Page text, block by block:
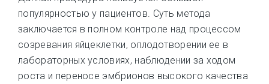
популярностью у пациентов. Суть метода
заключается в полном контроле над процессом
созревания яйцеклетки, оплодотворении ее в
лабораторных условиях, наблюдении за ходом
роста и переносе эмбрионов высокого качества